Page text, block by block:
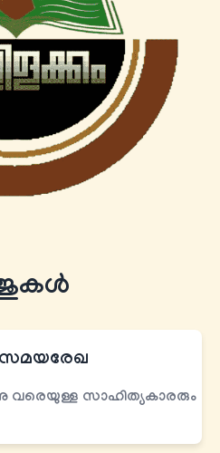
സമയരേഖ
സാഹിത്യകാരരും